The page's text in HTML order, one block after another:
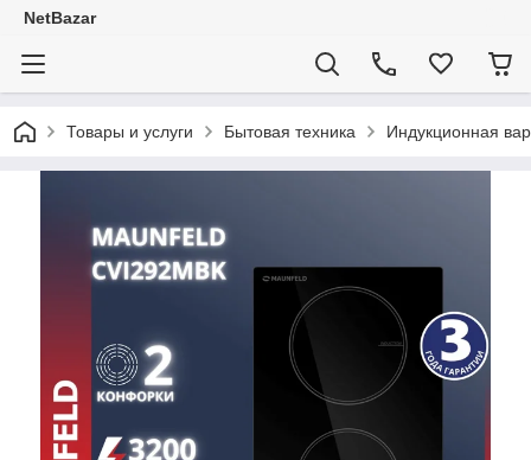
NetBazar
Товары и услуги Бытовая техника Индукционная